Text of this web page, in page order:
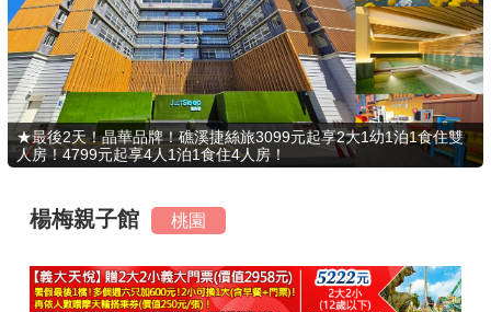
搜尋景點
好康優惠
最新消息
最新留言
商家合作
★最後2天！晶華品牌！礁溪捷絲旅3099元起享2大1幼1泊1食住雙
人房！4799元起享4人1泊1食住4人房！
楊梅親子館 桃園